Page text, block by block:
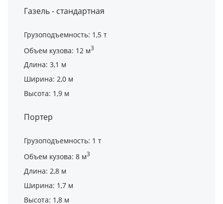
Газель - стандартная
Грузоподъемность: 1,5 т
Объем кузова: 12 м3
Длина: 3,1 м
Ширина: 2,0 м
Высота: 1,9 м
Портер
Грузоподъемность: 1 т
Объем кузова: 8 м3
Длина: 2,8 м
Ширина: 1,7 м
Высота: 1,8 м